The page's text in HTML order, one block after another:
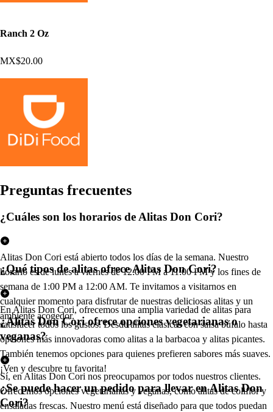
Ranch 2 Oz
MX$20.00
Preguntas frecuentes
¿Cuáles son los horarios de Alitas Don Cori?
Alitas Don Cori está abierto todos los días de la semana. Nuestro
horario es de lunes a viernes de 12:00 PM a 11:00 PM y los fines de
semana de 1:00 PM a 12:00 AM. Te invitamos a visitarnos en
cualquier momento para disfrutar de nuestras deliciosas alitas y un
ambiente acogedor.
¿Qué tipos de alitas ofrece Alitas Don Cori?
En Alitas Don Cori, ofrecemos una amplia variedad de alitas para
satisfacer todos los gustos. Desde alitas clásicas con salsa búfalo hasta
opciones más innovadoras como alitas a la barbacoa y alitas picantes.
También tenemos opciones para quienes prefieren sabores más suaves.
¡Ven y descubre tu favorita!
¿Alitas Don Cori ofrece opciones vegetarianas o
veganas?
Sí, en Alitas Don Cori nos preocupamos por todos nuestros clientes.
Ofrecemos opciones vegetarianas y veganas, como alitas de coliflor y
ensaladas frescas. Nuestro menú está diseñado para que todos puedan
¿Se puede hacer un pedido para llevar en Alitas Don
Cori?